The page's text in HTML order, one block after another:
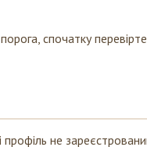
спочатку перевірте
не